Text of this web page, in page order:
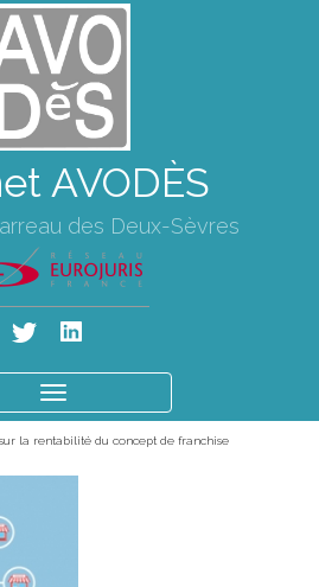
AVODÈS
des Deux-Sèvres
la rentabilité du concept de franchise